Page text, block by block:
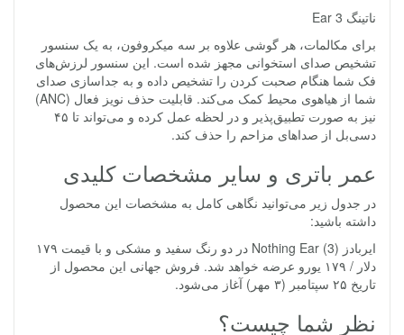
ناتینگ Ear 3
برای مکالمات، هر گوشی علاوه بر سه میکروفون، به یک سنسور
تشخیص صدای استخوانی مجهز شده است. این سنسور لرزش‌های
فک شما هنگام صحبت کردن را تشخیص داده و به جداسازی صدای
شما از هیاهوی محیط کمک می‌کند. قابلیت حذف نویز فعال (ANC)
نیز به صورت تطبیق‌پذیر و در لحظه عمل کرده و می‌تواند تا ۴۵
دسی‌بل از صداهای مزاحم را حذف کند.
عمر باتری و سایر مشخصات کلیدی
در جدول زیر می‌توانید نگاهی کامل به مشخصات این محصول
داشته باشید:
ایربادز Nothing Ear (3) در دو رنگ سفید و مشکی و با قیمت ۱۷۹
دلار / ۱۷۹ یورو عرضه خواهد شد. فروش جهانی این محصول از
تاریخ ۲۵ سپتامبر (۳ مهر) آغاز می‌شود.
نظر شما چیست؟